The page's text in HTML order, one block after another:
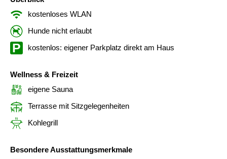
kostenloses WLAN
Hunde nicht erlaubt
kostenlos: eigener Parkplatz direkt am Haus
Wellness & Freizeit
eigene Sauna
Terrasse mit Sitzgelegenheiten
Kohlegrill
Besondere Ausstattungsmerkmale